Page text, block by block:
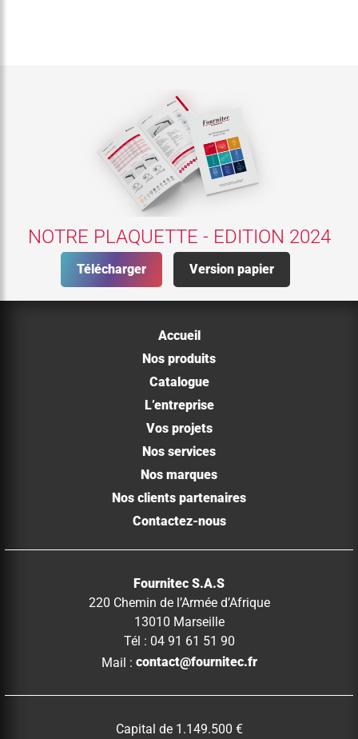
NOTRE PLAQUETTE - EDITION 2024
Télécharger Version papier
Accueil
Nos produits
Catalogue
L’entreprise
Vos projets
Nos services
Nos marques
Nos clients partenaires
Contactez-nous
Fournitec S.A.S
220 Chemin de l’Armée d’Afrique
13010 Marseille
Tél : 04 91 61 51 90
Mail : contact@fournitec.fr
Capital de 1.149.500 €